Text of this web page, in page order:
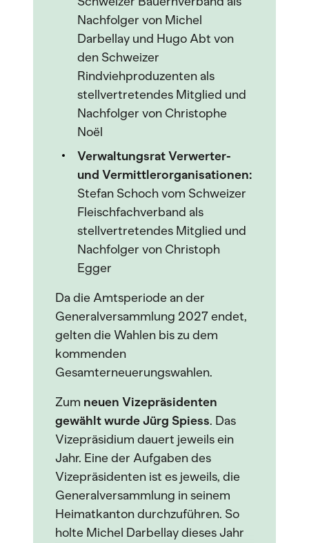
Nachfolger von Michel
Darbellay und Hugo Abt von
den Schweizer
Rindviehproduzenten als
stellvertretendes Mitglied und
Nachfolger von Christophe
Noël
Verwaltungsrat Verwerter-
und Vermittlerorganisationen:
Stefan Schoch vom Schweizer
Fleischfachverband als
stellvertretendes Mitglied und
Nachfolger von Christoph
Egger
Da die Amtsperiode an der
Generalversammlung 2027 endet,
gelten die Wahlen bis zu dem
kommenden
Gesamterneuerungswahlen.
Zum neuen Vizepräsidenten
gewählt wurde Jürg Spiess. Das
Vizepräsidium dauert jeweils ein
Jahr. Eine der Aufgaben des
Vizepräsidenten ist es jeweils, die
Generalversammlung in seinem
Heimatkanton durchzuführen. So
holte Michel Darbellay dieses Jahr